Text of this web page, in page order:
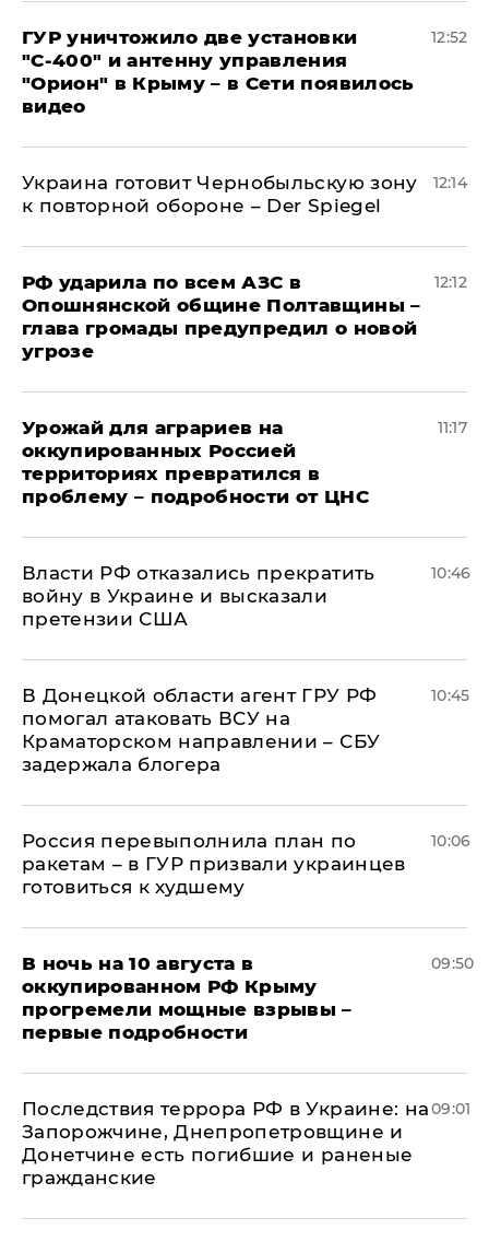
ГУР уничтожило две установки
"С‑400" и антенну управления
"Орион" в Крыму – в Сети появилось
видео
12:52
Украина готовит Чернобыльскую зону
к повторной обороне – Der Spiegel
12:14
РФ ударила по всем АЗС в
Опошнянской общине Полтавщины –
глава громады предупредил о новой
угрозе
12:12
Урожай для аграриев на
оккупированных Россией
территориях превратился в
проблему – подробности от ЦНС
11:17
Власти РФ отказались прекратить
войну в Украине и высказали
претензии США
10:46
В Донецкой области агент ГРУ РФ
помогал атаковать ВСУ на
Краматорском направлении – СБУ
задержала блогера
10:45
Россия перевыполнила план по
ракетам – в ГУР призвали украинцев
готовиться к худшему
10:06
В ночь на 10 августа в
оккупированном РФ Крыму
прогремели мощные взрывы –
первые подробности
09:50
Последствия террора РФ в Украине: на
Запорожчине, Днепропетровщине и
Донетчине есть погибшие и раненые
гражданские
09:01